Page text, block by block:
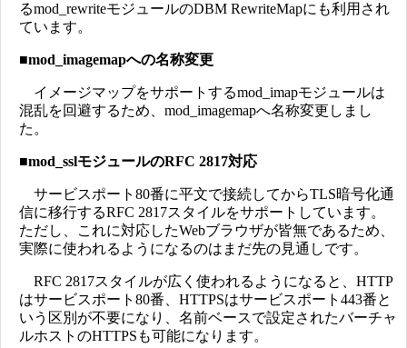
るmod_rewriteモジュールのDBM RewriteMapにも利用され
ています。
■mod_imagemapへの名称変更
イメージマップをサポートするmod_imapモジュールは
混乱を回避するため、mod_imagemapへ名称変更しまし
た。
■mod_sslモジュールのRFC 2817対応
サービスポート80番に平文で接続してからTLS暗号化通
信に移行するRFC 2817スタイルをサポートしています。
ただし、これに対応したWebブラウザが皆無であるため、
実際に使われるようになるのはまだ先の見通しです。
RFC 2817スタイルが広く使われるようになると、HTTP
はサービスポート80番、HTTPSはサービスポート443番と
いう区別が不要になり、名前ベースで設定されたバーチャ
ルホストのHTTPSも可能になります。